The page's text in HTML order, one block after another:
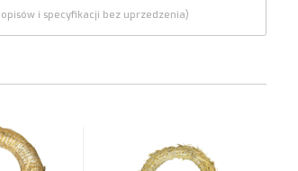
i specyfikacji bez uprzedzenia)